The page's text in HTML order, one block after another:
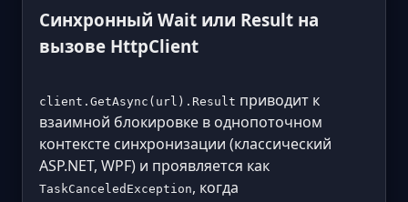
Синхронный Wait или Result на
вызове HttpClient
client.GetAsync(url).Result приводит к
взаимной блокировке в однопоточном
контексте синхронизации (классический
ASP.NET, WPF) и проявляется как
TaskCanceledException, когда